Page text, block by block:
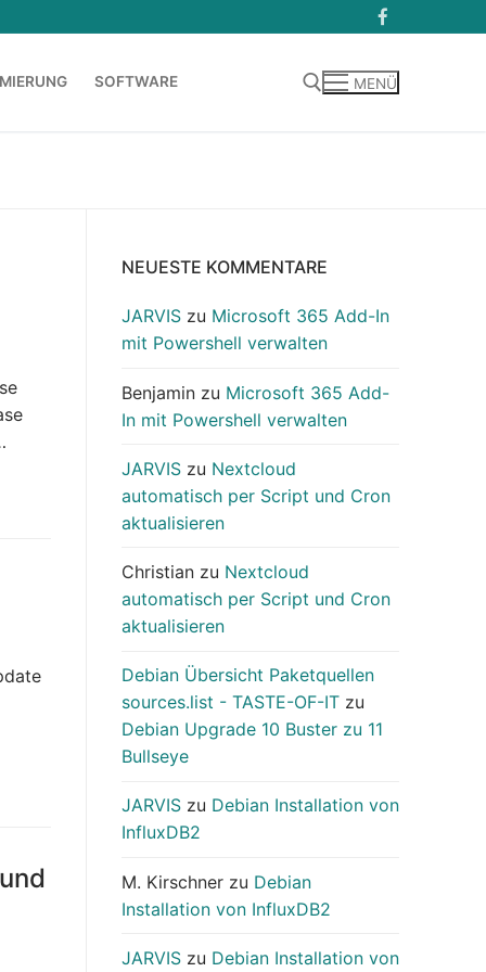
SOFTWARE MENÜ
NEUESTE KOMMENTARE
JARVIS zu Microsoft 365 Add-In
mit Powershell verwalten
Benjamin zu Microsoft 365 Add-
In mit Powershell verwalten
JARVIS zu Nextcloud
automatisch per Script und Cron
aktualisieren
Christian zu Nextcloud
automatisch per Script und Cron
aktualisieren
Debian Übersicht Paketquellen
sources.list - TASTE-OF-IT zu
Debian Upgrade 10 Buster zu 11
Bullseye
JARVIS zu Debian Installation von
InfluxDB2
M. Kirschner zu Debian
Installation von InfluxDB2
JARVIS zu Debian Installation von